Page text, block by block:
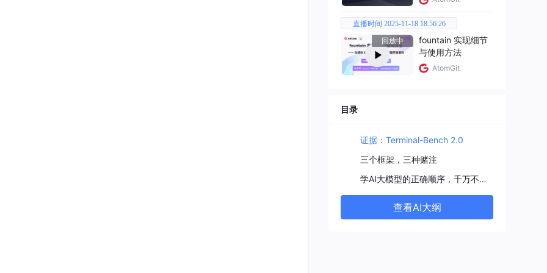
直播时间 2025-11-18 18:56:26
回放中
fountain 实现细节
与使用方法
AtomGit
目录
证据：Terminal-Bench 2.0
三个框架，三种赌注
学AI大模型的正确顺序，千万不要搞错了
查看AI大纲